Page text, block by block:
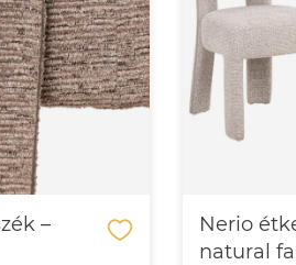
–
Nerio
natural